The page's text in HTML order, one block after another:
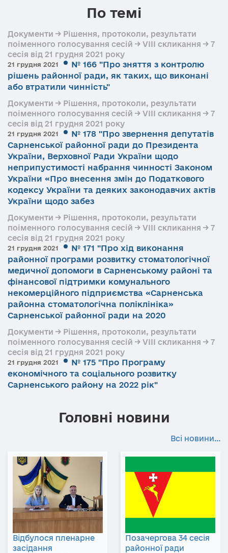
По темі
Документи → Рішення, протоколи, результати
поіменного голосування сесій → VIII скликання → 7
сесія від 21 грудня 2021 року
21 грудня 2021
№ 166 "Про зняття з контролю
рішень районної ради, як таких, що виконані
або втратили чинність"
Документи → Рішення, протоколи, результати
поіменного голосування сесій → VIII скликання → 7
сесія від 21 грудня 2021 року
21 грудня 2021
№ 178 "Про звернення депутатів
Сарненської районної ради до Президента
України, Верховної Ради України щодо
неприпустимості набрання чинності Законом
України «Про внесення змін до Податкового
кодексу України та деяких законодавчих актів
України щодо забез
Документи → Рішення, протоколи, результати
поіменного голосування сесій → VIII скликання → 7
сесія від 21 грудня 2021 року
21 грудня 2021
№ 171 "Про хід виконання
районної програми розвитку стоматологічної
медичної допомоги в Сарненському районі та
фінансової підтримки комунального
некомерційного підприємства «Сарненська
районна стоматологічна поліклініка»
Сарненської районної ради на 2020
Документи → Рішення, протоколи, результати
поіменного голосування сесій → VIII скликання → 7
сесія від 21 грудня 2021 року
21 грудня 2021
№ 175 "Про Програму
економічного та соціального розвитку
Сарненського району на 2022 рік"
Головні новини
Всі новини...
Відбулося пленарне
засідання
Позачергова 34 сесія
районної ради